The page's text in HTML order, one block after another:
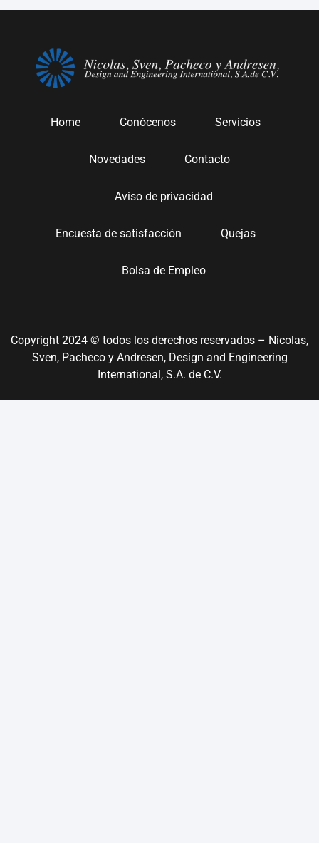
Home Conócenos Servicios
Novedades Contacto
Aviso de privacidad
Encuesta de satisfacción Quejas
Bolsa de Empleo
Copyright 2024 © todos los derechos reservados – Nicolas,
Sven, Pacheco y Andresen, Design and Engineering
International, S.A. de C.V.